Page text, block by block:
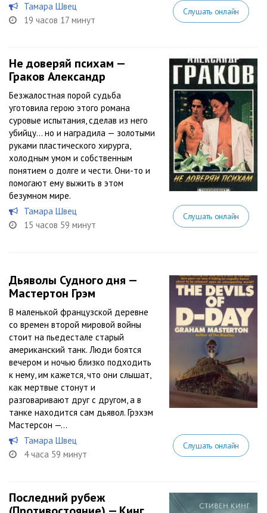
Тамара Швец
19 часов 17 минут
Слушать онлайн
Не доверяй психам —
Граков Александр
Безжалостная порой судьба
уготовила герою этого романа
суровые испытания, сделав из него
убийцу… но и наградила — золотыми
руками пластического хирурга,
холодным умом и собственным
понятием о долге и чести. Они-то и
помогают ему выжить в этом
безумном мире.
Тамара Швец
15 часов 59 минут
Слушать онлайн
Дьяволы Судного дня —
Мастертон Грэм
В маленькой французской деревне
со времен второй мировой войны
стоит на пьедестале старый
американский танк. Люди боятся
вечером и ночью близко подходить
к нему, им кажется, что они слышат,
как мертвые стонут и
разговаривают друг с другом, а в
танке находится сам дьявол. Грэхэм
Мастерсон —...
Тамара Швец
4 часа 59 минут
Слушать онлайн
Последний рубеж